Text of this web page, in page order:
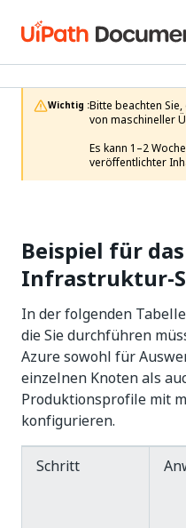
Wichtig :Bitte beachten
von maschineller
Es kann 1–2
veröffentlichter
Beispiel für
Infrastruktur-
In der folgenden
die Sie durchführen
Azure sowohl für
einzelnen Knoten als
Produktionsprofile mit
konfigurieren.
Schritt